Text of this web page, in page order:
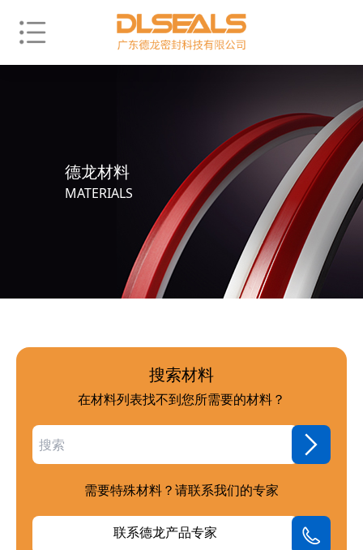
德龙材料
MATERIALS
搜索材料
在材料列表找不到您所需要的材料？
需要特殊材料？请联系我们的专家
联系德龙产品专家